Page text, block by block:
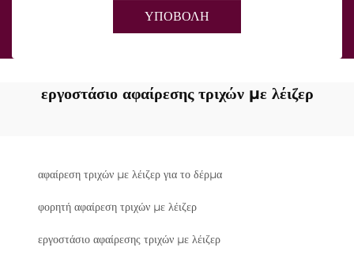
ΥΠΟΒΟΛΗ
εργοστάσιο αφαίρεσης τριχών με λέιζερ
αφαίρεση τριχών με λέιζερ για το δέρμα
φορητή αφαίρεση τριχών με λέιζερ
εργοστάσιο αφαίρεσης τριχών με λέιζερ